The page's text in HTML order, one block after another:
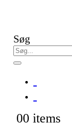
Søg
00 items